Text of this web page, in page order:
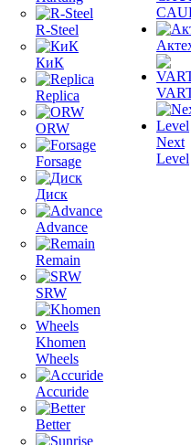
R-Steel
КиК
Replica
ORW
Forsage
Диск
Advance
Remain
SRW
Khomen
Wheels
Accuride
Better
Next
Level